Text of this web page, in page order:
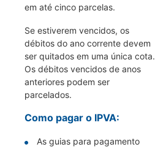
em até cinco parcelas.
Se estiverem vencidos, os
débitos do ano corrente devem
ser quitados em uma única cota.
Os débitos vencidos de anos
anteriores podem ser
parcelados.
Como pagar o IPVA:
As guias para pagamento